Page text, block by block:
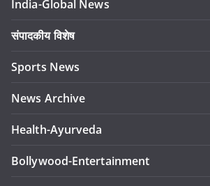
India-Global News
संपादकीय विशेष
Sports News
News Archive
Health-Ayurveda
Bollywood-Entertainment